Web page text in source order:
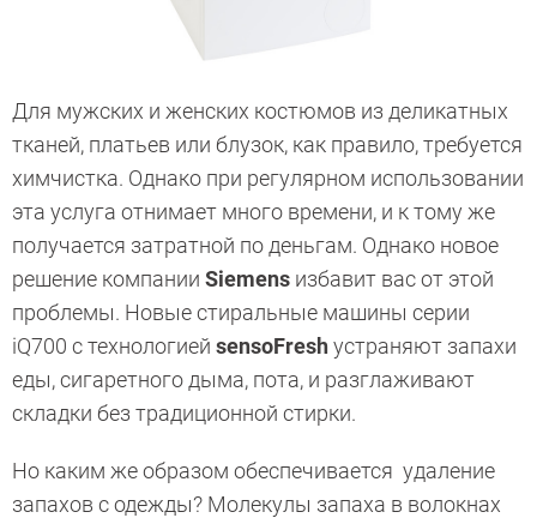
Для мужских и женских костюмов из деликатных
тканей, платьев или блузок, как правило, требуется
химчистка. Однако при регулярном использовании
эта услуга отнимает много времени, и к тому же
получается затратной по деньгам. Однако новое
решение компании Siemens избавит вас от этой
проблемы. ­Новые стиральные машины серии
iQ700 с технологией sensoFreshустраняют запахи
еды, сигаретного дыма, пота, и разглаживают
складки без традиционной стирки.
Но каким же образом обеспечивается удаление
запахов с одежды? Молекулы запаха в волокнах